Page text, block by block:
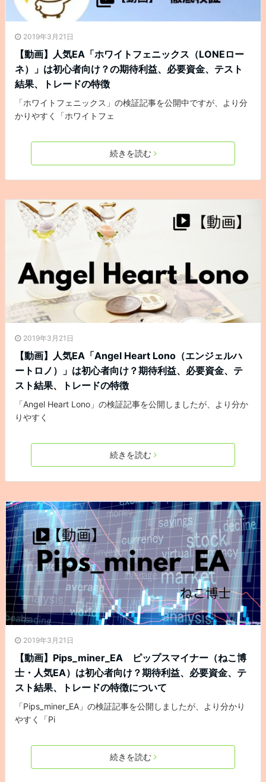
2019年3月21日
【動画】人気EA「ホワイトフェニックス（LONEロー
ネ）」は初心者向け？の期待利益、必要資金、テスト
結果、トレードの特徴
「ホワイトフェニックス」の検証記事を公開中ですが、より分
かりやすく「ホワイトフェ
続きを読む
2019年3月21日
【動画】人気EA「Angel Heart Lono（エンジェルハ
ートロノ）」は初心者向け？期待利益、必要資金、テ
スト結果、トレードの特徴
「Angel Heart Lono」の検証記事を公開しましたが、より分か
りやすく
続きを読む
2019年3月21日
【動画】Pips_miner_EA ピップスマイナー（ねこ博
士・人気EA）は初心者向け？期待利益、必要資金、テ
スト結果、トレードの特徴について
「Pips_miner_EA」の検証記事を公開しましたが、より分かり
やすく「Pi
続きを読む